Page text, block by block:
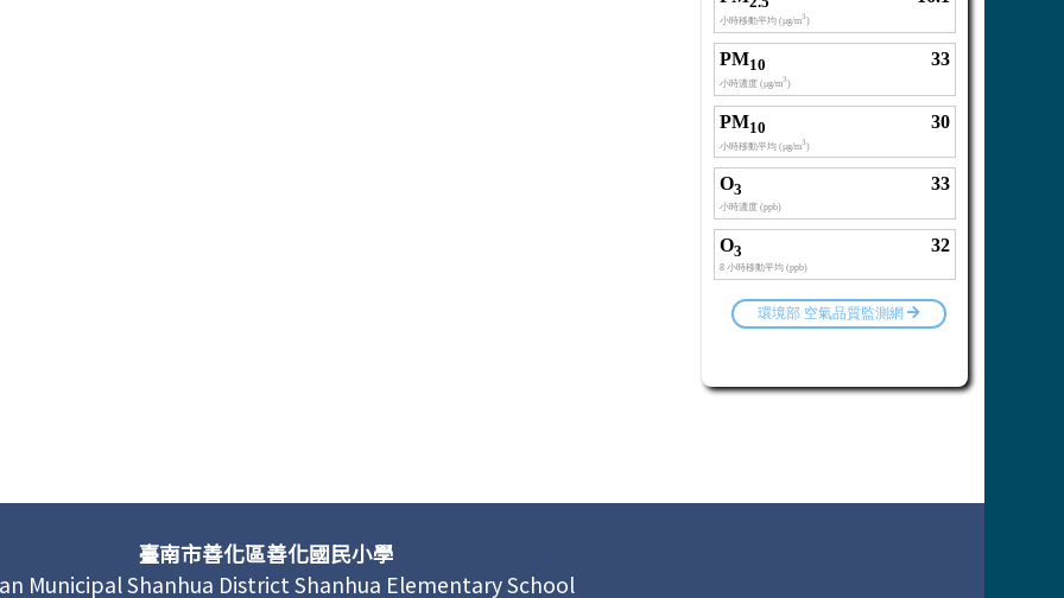
臺南市善化區善化國民小學
Municipal Shanhua District Shanhua Elementary School